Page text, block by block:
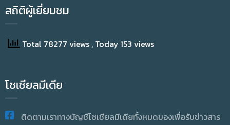
สถิติผู้เยี่ยมชม
Total 78277 views , Today 153 views
โซเชียลมีเดีย
ติดตามเราทางบัญชีโซเชียลมีเดียทั้งหมดของเพื่อรับข่าวสาร